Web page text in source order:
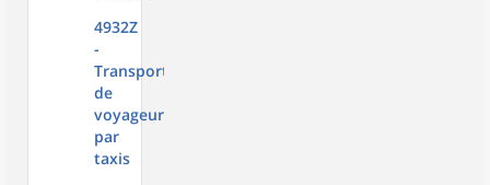
4932Z
-
Transports
de
voyageurs
par
taxis